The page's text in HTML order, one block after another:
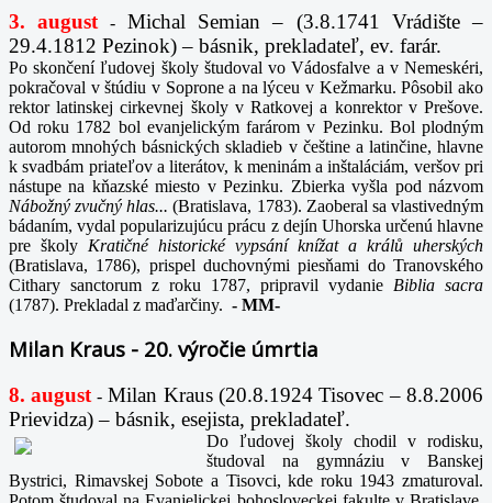
3. august -Michal Semian – (3.8.1741 Vrádište –
29.4.1812 Pezinok) – básnik, prekladateľ, ev. farár.
Po skončení ľudovej školy študoval vo Vádosfalve a v Nemeskéri,
pokračoval v štúdiu v Soprone a na lýceu v Kežmarku. Pôsobil ako
rektor latinskej cirkevnej školy v Ratkovej a konrektor v Prešove.
Od roku 1782 bol evanjelickým farárom v Pezinku. Bol plodným
autorom mnohých básnických skladieb v češtine a latinčine, hlavne
k svadbám priateľov a literátov, k meninám a inštaláciám, veršov pri
nástupe na kňazské miesto v Pezinku. Zbierka vyšla pod názvom
Nábožný zvučný hlas...(Bratislava, 1783). Zaoberal sa vlastivedným
bádaním, vydal popularizujúcu prácu z dejín Uhorska určenú hlavne
pre školy Kratičné historické vypsání knížat a králů uherských
(Bratislava, 1786), prispel duchovnými piesňami do Tranovského
Cithary sanctorum z roku 1787, pripravil vydanie Biblia sacra
(1787). Prekladal z maďarčiny. - MM-
Milan Kraus - 20. výročie úmrtia
8. august -Milan Kraus (20.8.1924 Tisovec – 8.8.2006
Prievidza) – básnik, esejista, prekladateľ.
Do ľudovej školy chodil v rodisku,
študoval na gymnáziu v Banskej
Bystrici, Rimavskej Sobote a Tisovci, kde roku 1943 zmaturoval.